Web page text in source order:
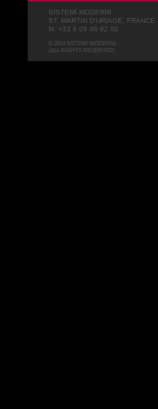
SISTEMI MODERNI
ST. MARTIN D’URIAGE, FRANCE
M. +33 6 09 46 92 00
© 2014 SISTEMI MODERNI.
(ALL RIGHTS RESERVED)